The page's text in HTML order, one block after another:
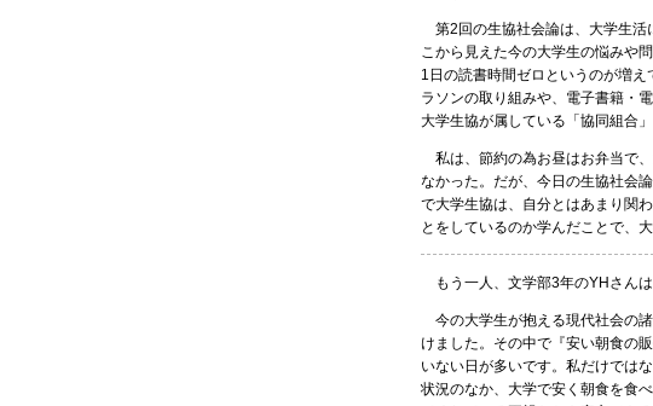
第2回の生協社会論は、大学生活
こから見えた今の大学生の悩みや
1日の読書時間ゼロというのが増
ラソンの取り組みや、電子書籍・
大学生協が属している「協同組合
私は、節約の為お昼はお弁当で
なかった。だが、今日の生協社会
で大学生協は、自分とはあまり関
とをしているのか学んだことで、
もう一人、文学部3年のYHさん
今の大学生が抱える現代社会の
けました。その中で『安い朝食の
いない日が多いです。私だけでは
状況のなか、大学で安く朝食を食